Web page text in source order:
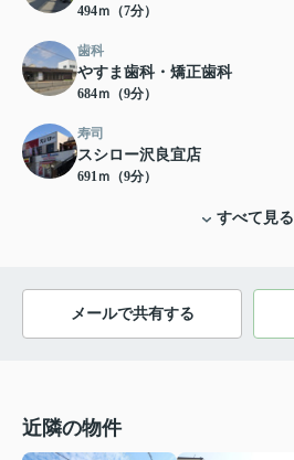
494ｍ（7分）
歯科
やすま歯科・矯正歯科
684ｍ（9分）
寿司
スシロー沢良宜店
691ｍ（9分）
すべて見る
メールで共有する
近隣の物件